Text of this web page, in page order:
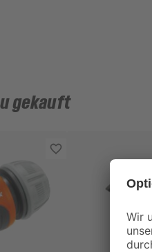
gekauft